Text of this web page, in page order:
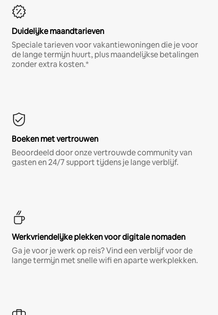
Duidelijke maandtarieven
Speciale tarieven voor vakantiewoningen die je voor
de lange termijn huurt, plus maandelijkse betalingen
zonder extra kosten.*
Boeken met vertrouwen
Beoordeeld door onze vertrouwde community van
gasten en 24/7 support tijdens je lange verblijf.
Werkvriendelijke plekken voor digitale nomaden
Ga je voor je werk op reis? Vind een verblijf voor de
lange termijn met snelle wifi en aparte werkplekken.